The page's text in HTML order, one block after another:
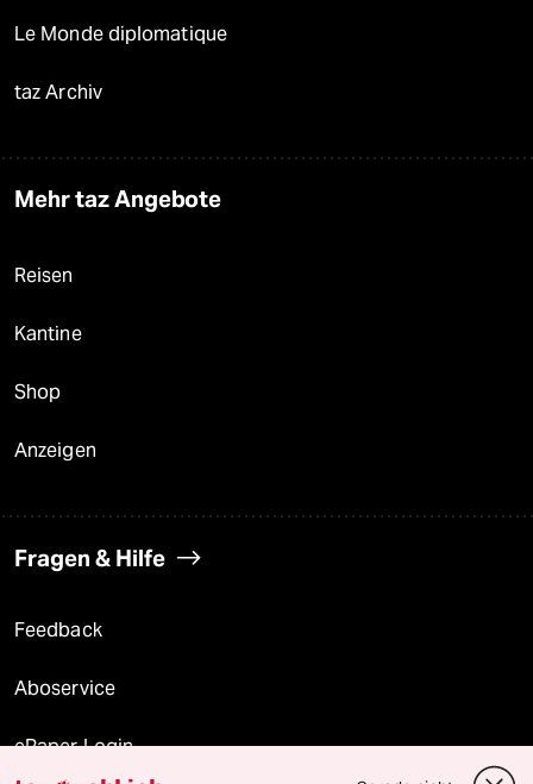
Le Monde diplomatique
taz Archiv
Mehr taz Angebote
Reisen
Kantine
Shop
Anzeigen
Fragen & Hilfe
Feedback
Aboservice
ePaper Login